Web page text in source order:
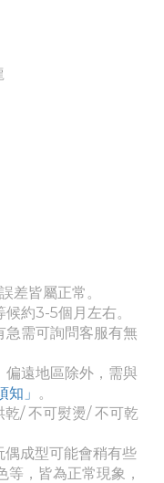
差皆屬正常。
約3-5個月左右。
急需可詢問客服有無
偏遠地區除外，需與
知」 。
乾/ 不可熨燙/ 不可乾
偶成型可能會稍有些
，皆為正常現象，